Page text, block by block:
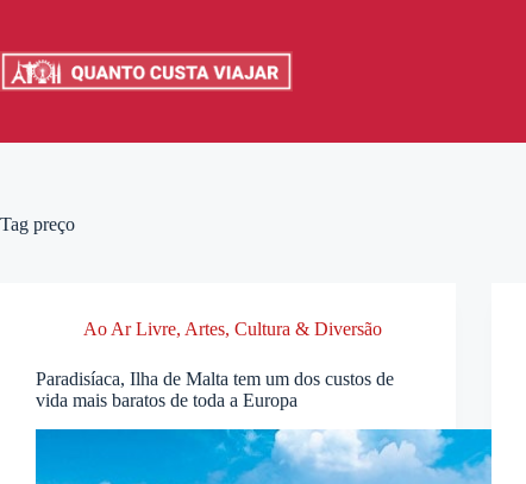
o
conteúdo
Tag preço
Ao Ar Livre, Artes, Cultura & Diversão
Paradisíaca, Ilha de Malta tem um dos custos de
vida mais baratos de toda a Europa